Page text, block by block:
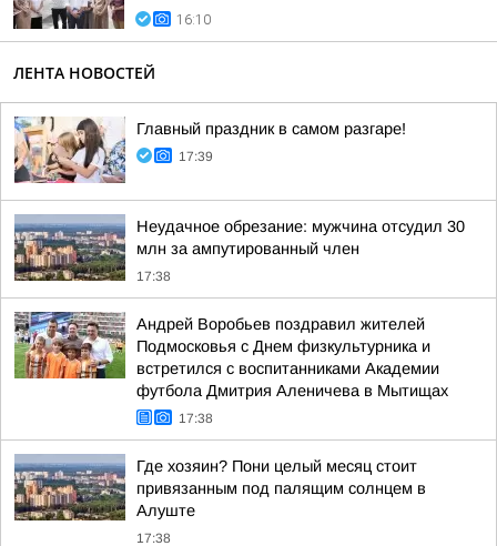
16:10
ЛЕНТА НОВОСТЕЙ
Главный праздник в самом разгаре!
17:39
Неудачное обрезание: мужчина отсудил 30
млн за ампутированный член
17:38
Андрей Воробьев поздравил жителей
Подмосковья с Днем физкультурника и
встретился с воспитанниками Академии
футбола Дмитрия Аленичева в Мытищах
17:38
Где хозяин? Пони целый месяц стоит
привязанным под палящим солнцем в
Алуште
17:38